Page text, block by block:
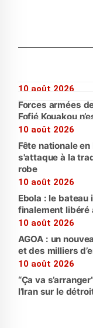
10 août 2026
Forces armées
Fofié Kouakou
10 août 2026
Fête nationale
s'attaque à la
robe
10 août 2026
Ebola : le bateau
finalement
10 août 2026
AGOA : un
et des milliers
10 août 2026
“Ça va
l’Iran sur le